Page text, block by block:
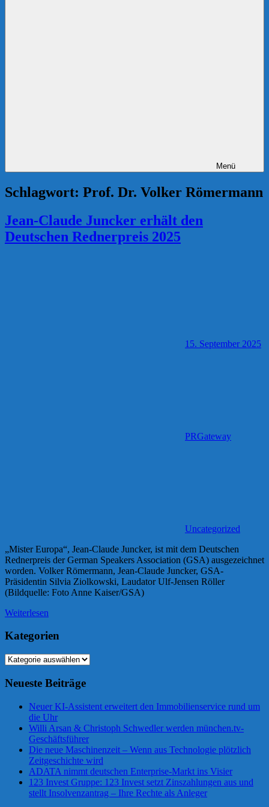
Menü
Schlagwort: Prof. Dr. Volker Römermann
Jean-Claude Juncker erhält den
Deutschen Rednerpreis 2025
15. September 2025
PRGateway
Uncategorized
„Mister Europa“, Jean-Claude Juncker, ist mit dem Deutschen
Rednerpreis der German Speakers Association (GSA) ausgezeichnet
worden. Volker Römermann, Jean-Claude Juncker, GSA-
Präsidentin Silvia Ziolkowski, Laudator Ulf-Jensen Röller
(Bildquelle: Foto Anne Kaiser/GSA)
Weiterlesen
Kategorien
Kategorien
Neueste Beiträge
Neuer KI-Assistent erweitert den Immobilienservice rund um
die Uhr
Willi Arsan & Christoph Schwedler werden münchen.tv-
Geschäftsführer
Die neue Maschinenzeit – Wenn aus Technologie plötzlich
Zeitgeschichte wird
ADATA nimmt deutschen Enterprise-Markt ins Visier
123 Invest Gruppe: 123 Invest setzt Zinszahlungen aus und
stellt Insolvenzantrag – Ihre Rechte als Anleger